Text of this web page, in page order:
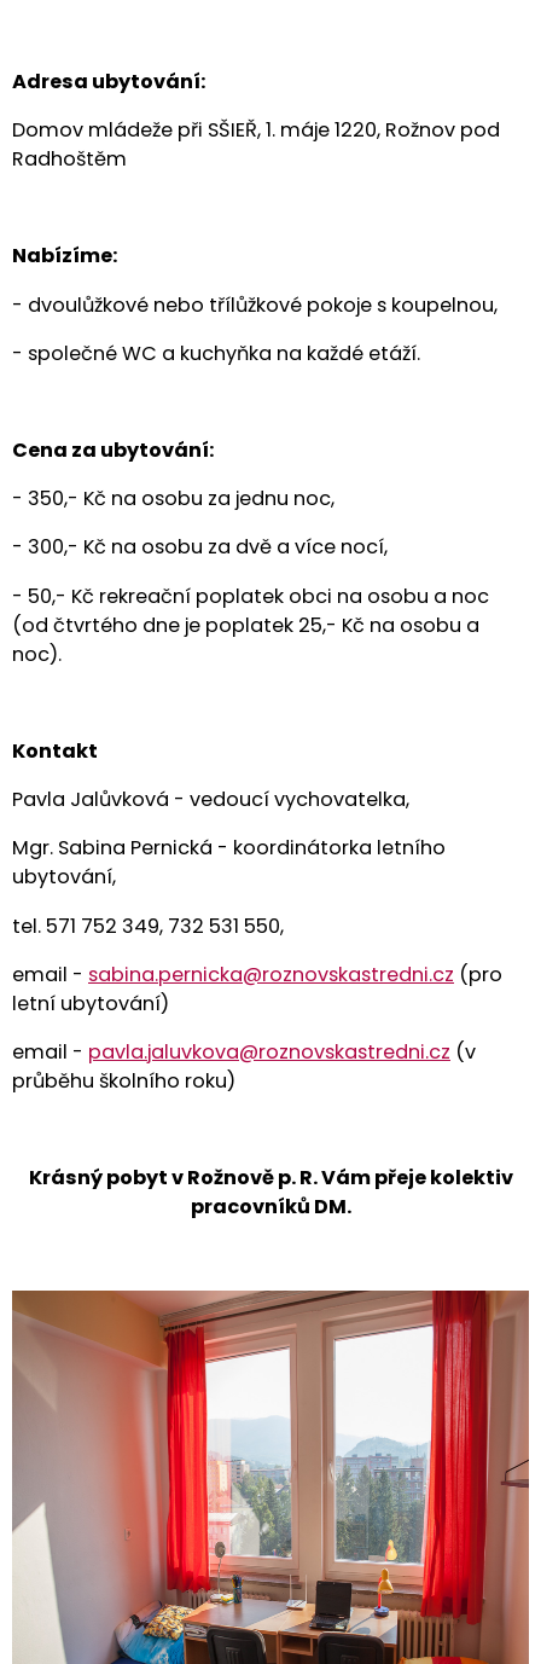
Adresa ubytování:
Domov mládeže při SŠIEŘ, 1. máje 1220, Rožnov pod
Radhoštěm
Nabízíme:
- dvoulůžkové nebo třílůžkové pokoje s koupelnou,
- společné WC a kuchyňka na každé etáží.
Cena za ubytování:
- 350,- Kč na osobu za jednu noc,
- 300,- Kč na osobu za dvě a více nocí,
- 50,- Kč rekreační poplatek obci na osobu a noc
(od čtvrtého dne je poplatek 25,- Kč na osobu a
noc).
Kontakt
Pavla Jalůvková - vedoucí vychovatelka,
Mgr. Sabina Pernická - koordinátorka letního
ubytování,
tel. 571 752 349, 732 531 550,
email - sabina.pernicka@roznovskastredni.cz (pro
letní ubytování)
email - pavla.jaluvkova@roznovskastredni.cz (v
průběhu školního roku)
Krásný pobyt v Rožnově p. R. Vám přeje kolektiv
pracovníků DM.